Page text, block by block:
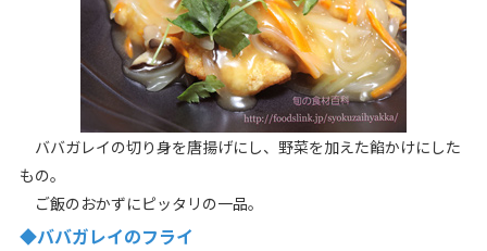
ババガレイの切り身を唐揚げにし、野菜を加えた餡かけにした
もの。
ご飯のおかずにピッタリの一品。
◆ババガレイのフライ